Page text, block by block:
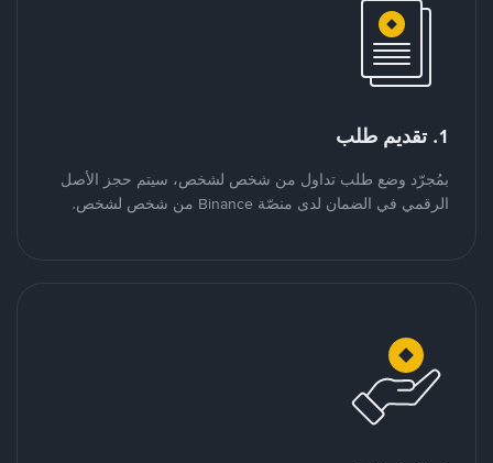
1. تقديم طلب
بمُجرّد وضع طلب تداول من شخص لشخص، سيتم حجز الأصل
الرقمي في الضمان لدى منصّة Binance من شخص لشخص.